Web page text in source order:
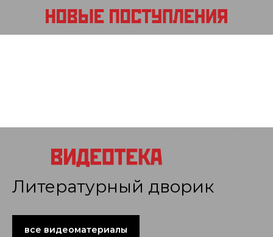
Литературный дворик
все видеоматериалы